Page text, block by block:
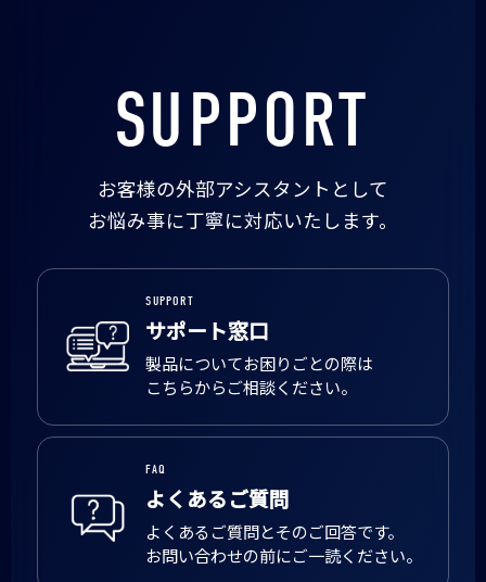
SUPPORT
お客様の外部アシスタントとして
お悩み事に丁寧に対応いたします。
SUPPORT
サポート窓口
製品についてお困りごとの際は
こちらからご相談ください。
FAQ
よくあるご質問
よくあるご質問とそのご回答です。
お問い合わせの前にご一読ください。